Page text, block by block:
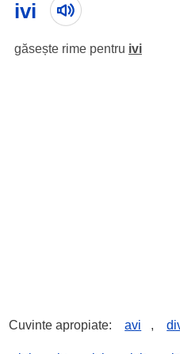
ivi
găsește rime pentru ivi
Cuvinte apropiate: avi ,